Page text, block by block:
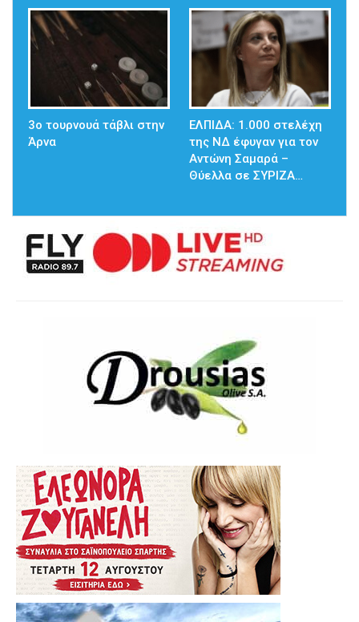
3ο τουρνουά τάβλι στην
Άρνα
ΕΛΠΙΔΑ: 1.000 στελέχη
της ΝΔ έφυγαν για τον
Αντώνη Σαμαρά –
Θύελλα σε ΣΥΡΙΖΑ…